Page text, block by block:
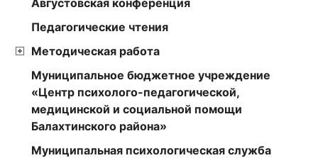
Педагогические чтения
Методическая работа
Муниципальное бюджетное учреждение
«Центр психолого-педагогической,
медицинской и социальной помощи
Балахтинского района»
Муниципальная психологическая служба